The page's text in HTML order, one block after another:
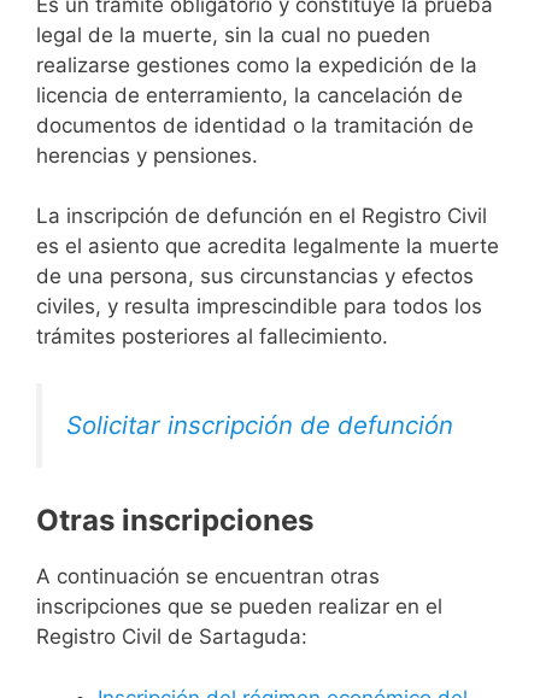
legal de la muerte, sin la cual no pueden
realizarse gestiones como la expedición de la
licencia de enterramiento, la cancelación de
documentos de identidad o la tramitación de
herencias y pensiones.
La inscripción de defunción en el Registro Civil
es el asiento que acredita legalmente la muerte
de una persona, sus circunstancias y efectos
civiles, y resulta imprescindible para todos los
trámites posteriores al fallecimiento.
Solicitar inscripción de defunción
Otras inscripciones
A continuación se encuentran otras
inscripciones que se pueden realizar en el
Registro Civil de Sartaguda: